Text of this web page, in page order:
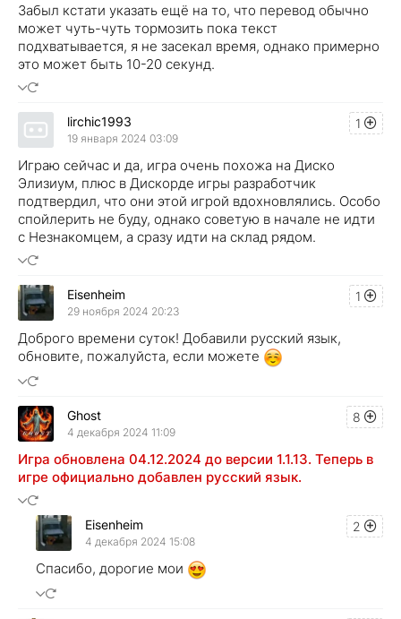
Забыл кстати указать ещё на то, что перевод обычно
может чуть-чуть тормозить пока текст
подхватывается, я не засекал время, однако примерно
это может быть 10-20 секунд.
1
lirchic1993
19 января 2024 03:09
Играю сейчас и да, игра очень похожа на Диско
Элизиум, плюс в Дискорде игры разработчик
подтвердил, что они этой игрой вдохновлялись. Особо
спойлерить не буду, однако советую в начале не идти
с Незнакомцем, а сразу идти на склад рядом.
1
Eisenheim
29 ноября 2024 20:23
Доброго времени суток! Добавили русский язык,
обновите, пожалуйста, если можете
8
Ghost
4 декабря 2024 11:09
Игра обновлена 04.12.2024 до версии 1.1.13. Теперь в
игре официально добавлен русский язык.
2
Eisenheim
4 декабря 2024 15:08
Спасибо, дорогие мои